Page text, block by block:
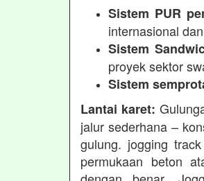
Sistem PUR
internasional
Sistem
proyek sektor
Sistem
Lantai karet:
jalur sederhana –
gulung. jogging
permukaan beton